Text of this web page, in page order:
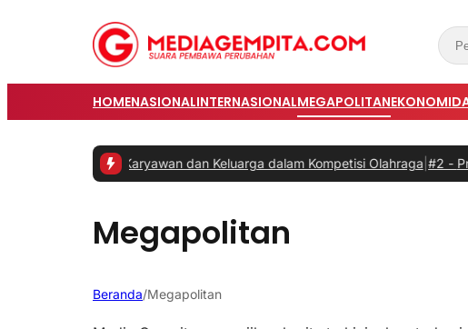
HOMENASIONALINTERNASIONALMEGAPOLITANEKONOMI
Libatkan Karyawan dan Keluarga dalam Kompetisi Olahraga|#2 -
Megapolitan
Beranda/Megapolitan